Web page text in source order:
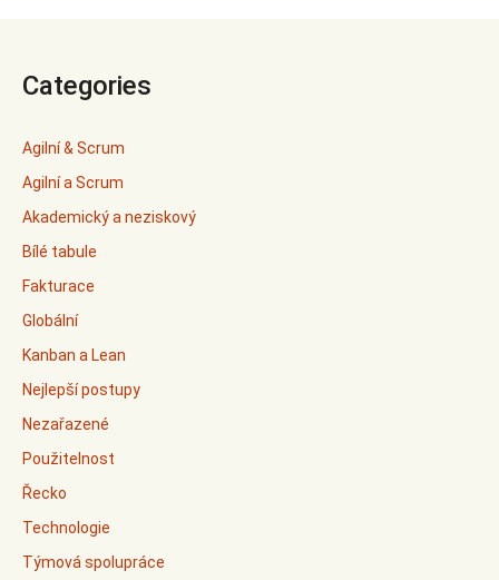
Categories
Agilní & Scrum
Agilní a Scrum
Akademický a neziskový
Bílé tabule
Fakturace
Globální
Kanban a Lean
Nejlepší postupy
Nezařazené
Použitelnost
Řecko
Technologie
Týmová spolupráce